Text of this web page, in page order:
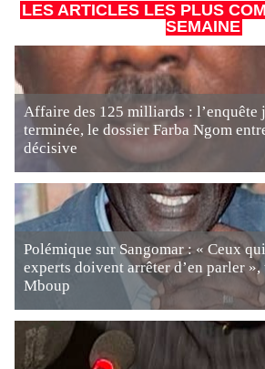
LES ARTICLES LES PLUS
SEMAINE
Affaire des 125 milliards : l’enquête
terminée, le dossier Farba Ngom
décisive
Polémique sur Sangomar : « Ceux
experts doivent arrêter d’en parler »,
Mboup